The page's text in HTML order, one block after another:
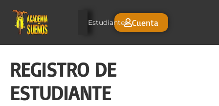
Estudiantes Cuenta
REGISTRO DE
ESTUDIANTE